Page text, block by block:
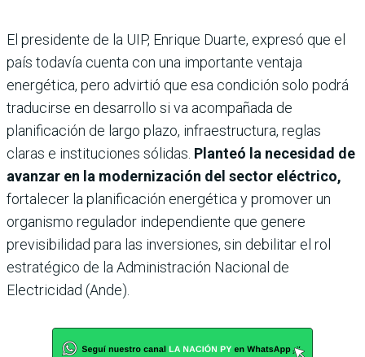
El presidente de la UIP, Enrique Duarte, expresó que el
país todavía cuenta con una importante ventaja
energética, pero advirtió que esa condición solo podrá
traducirse en desarrollo si va acompañada de
planificación de largo plazo, infraestructura, reglas
claras e instituciones sólidas. Planteó la necesidad de
avanzar en la modernización del sector eléctrico,
fortalecer la planificación energética y promover un
organismo regulador independiente que genere
previsibilidad para las inversiones, sin debilitar el rol
estratégico de la Administración Nacional de
Electricidad (Ande).